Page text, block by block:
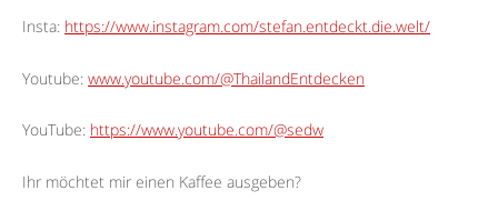
Insta: https://www.instagram.com/stefan.entdeckt.die.welt/
Youtube: www.youtube.com/@ThailandEntdecken
YouTube: https://www.youtube.com/@sedw
Ihr möchtet mir einen Kaffee ausgeben?